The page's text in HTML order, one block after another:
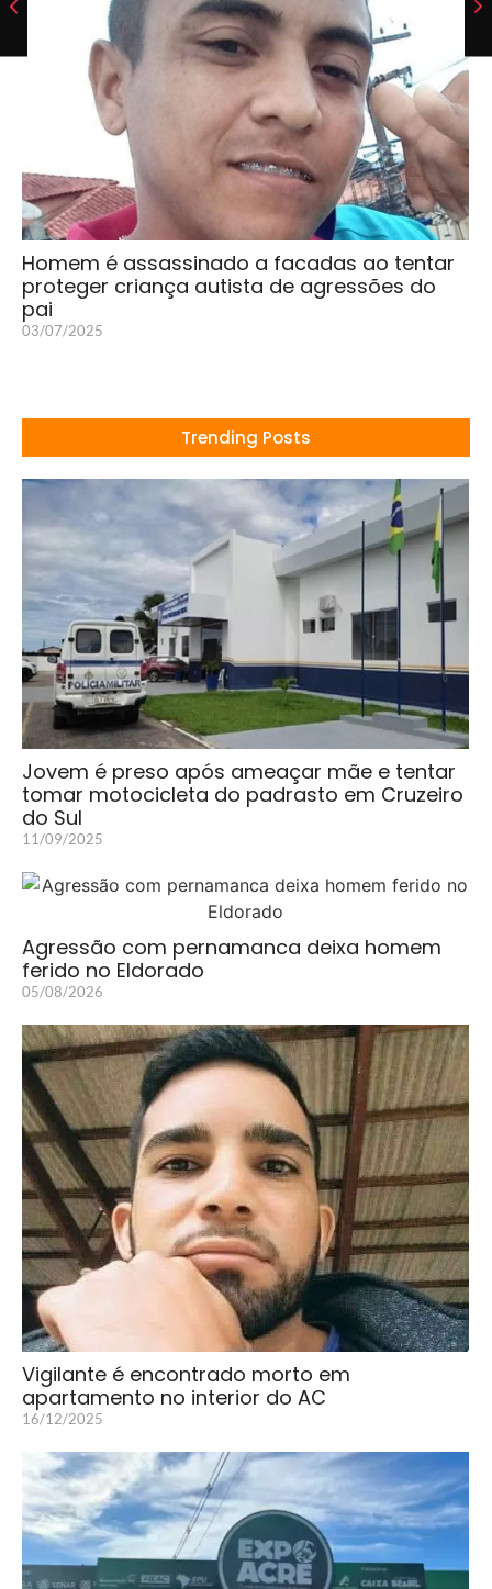
Homem é assassinado a facadas ao tentar
proteger criança autista de agressões do
pai
03/07/2025
Trending Posts
Jovem é preso após ameaçar mãe e tentar
tomar motocicleta do padrasto em Cruzeiro
do Sul
11/09/2025
Agressão com pernamanca deixa homem
ferido no Eldorado
05/08/2026
Vigilante é encontrado morto em
apartamento no interior do AC
16/12/2025